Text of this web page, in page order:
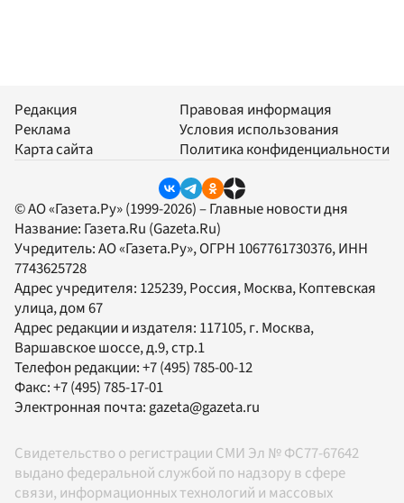
Редакция
Реклама
Карта сайта
Правовая информация
Условия использования
Политика конфиденциальности
© АО «Газета.Ру» (1999-2026) – Главные новости дня
Название: Газета.Ru (Gazeta.Ru)
Учредитель:АО «Газета.Ру», ОГРН 1067761730376, ИНН
7743625728
Адрес учредителя: 125239, Россия, Москва, Коптевская
улица, дом 67
Адрес редакции и издателя: 117105, г. Москва,
Варшавское шоссе, д.9, стр.1
Телефон редакции:+7 (495) 785-00-12
Факс:+7 (495) 785-17-01
Электронная почта:gazeta@gazeta.ru
Свидетельство о регистрации СМИ Эл № ФС77-67642
выдано федеральной службой по надзору в сфере
связи, информационных технологий и массовых